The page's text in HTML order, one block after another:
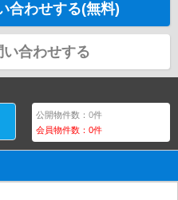
合わせする(無料)
い合わせする
公開物件数：0件
会員物件数：0件